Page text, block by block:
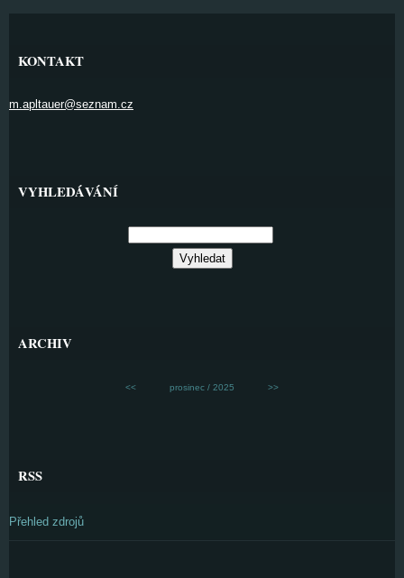
KONTAKT
m.apltauer@seznam.cz
VYHLEDÁVÁNÍ
ARCHIV
<< prosinec / 2025 >>
RSS
Přehled zdrojů